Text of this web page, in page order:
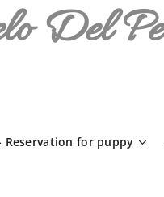
Del
Reservation for puppy